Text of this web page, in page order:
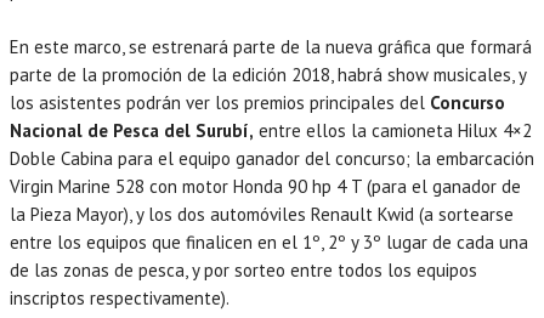
En este marco, se estrenará parte de la nueva gráfica que formará
parte de la promoción de la edición 2018, habrá show musicales, y
los asistentes podrán ver los premios principales del Concurso
Nacional de Pesca del Surubí, entre ellos la camioneta Hilux 4×2
Doble Cabina para el equipo ganador del concurso; la embarcación
Virgin Marine 528 con motor Honda 90 hp 4 T (para el ganador de
la Pieza Mayor), y los dos automóviles Renault Kwid (a sortearse
entre los equipos que finalicen en el 1º, 2º y 3º lugar de cada una
de las zonas de pesca, y por sorteo entre todos los equipos
inscriptos respectivamente).